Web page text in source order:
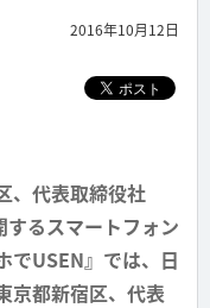
2016年10月12日
、代表取締役社
るスマートフォン
でUSEN』では、日
京都新宿区、代表